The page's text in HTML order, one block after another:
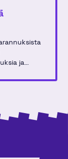
ja
alustaa.